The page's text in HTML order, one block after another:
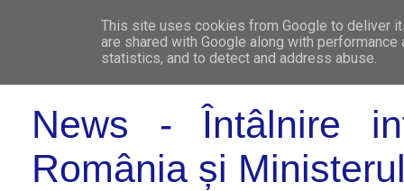
WHO
News - Întâlnire
România și
This site uses cookies from Google to deliver
are shared with Google along with
statistics, and to detect and address abuse.